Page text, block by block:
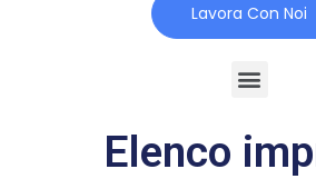
Lavora Con Noi
Elenco